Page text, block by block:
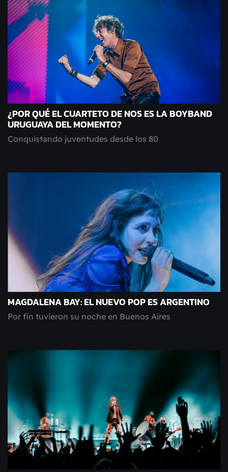
¿POR QUÉ EL CUARTETO DE NOS ES LA BOYBAND
URUGUAYA DEL MOMENTO?
Conquistando juventudes desde los 80
MAGDALENA BAY: EL NUEVO POP ES ARGENTINO
Por fin tuvieron su noche en Buenos Aires